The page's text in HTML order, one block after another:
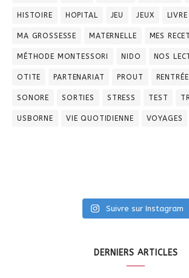
HISTOIRE HOPITAL JEU JEUX LIVRE
MA GROSSESSE MATERNELLE MES
MÉTHODE MONTESSORI NIDO NOS
OTITE PARTENARIAT PROUT RENTRÉE
SONORE SORTIES STRESS TEST
USBORNE VIE QUOTIDIENNE VOYAGES
Suivre sur Instagram
DERNIERS ARTICLES